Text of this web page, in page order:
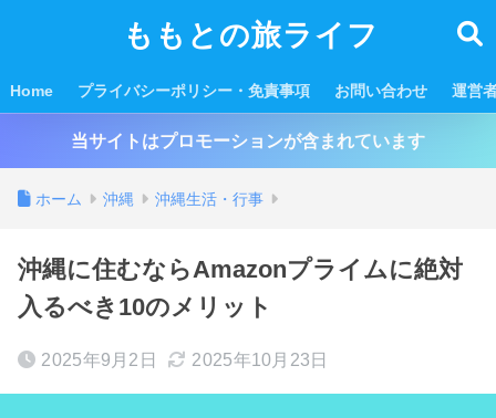
ももとの旅ライフ
Home プライバシーポリシー・免責事項 お問い合わせ 運営
当サイトはプロモーションが含まれています
ホーム 沖縄 沖縄生活・行事
沖縄に住むならAmazonプライムに絶対
入るべき10のメリット
2025年9月2日 2025年10月23日